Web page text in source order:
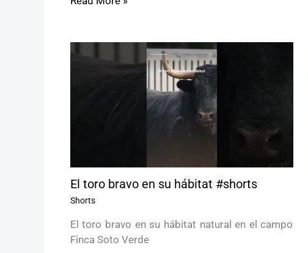
El toro bravo en su hábitat #shorts
Shorts
El toro bravo en su hábitat natural en el campo
Finca Soto Verde